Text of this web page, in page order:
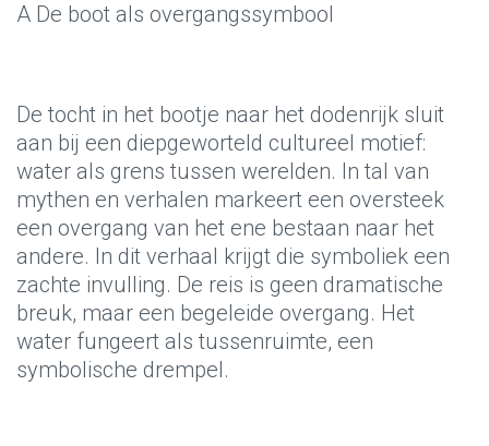
A De boot als overgangssymbool
De tocht in het bootje naar het dodenrijk sluit
aan bij een diepgeworteld cultureel motief:
water als grens tussen werelden. In tal van
mythen en verhalen markeert een oversteek
een overgang van het ene bestaan naar het
andere. In dit verhaal krijgt die symboliek een
zachte invulling. De reis is geen dramatische
breuk, maar een begeleide overgang. Het
water fungeert als tussenruimte, een
symbolische drempel.